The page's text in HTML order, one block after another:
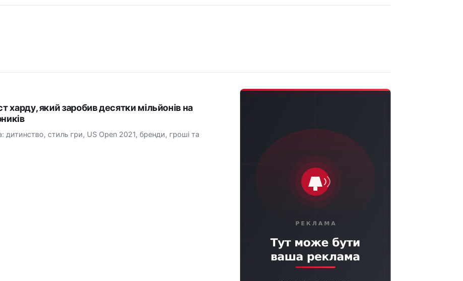
харду, який заробив десятки мільйонів на
дитинство, стиль гри, US Open 2021, бренди, гроші та